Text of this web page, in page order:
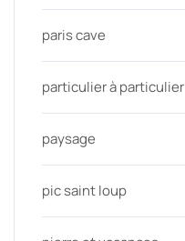
paris cave
particulier à particulier
paysage
pic saint loup